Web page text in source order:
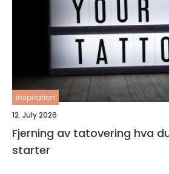
inspiration
12. July 2026
Fjerning av tatovering hva du bør vite før du
starter